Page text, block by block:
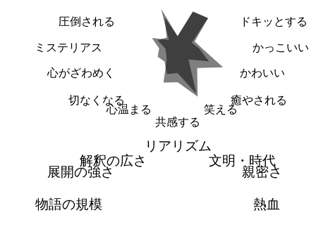
ドキッとする
かっこいい
かわいい
癒やされる
笑える
共感する
心温まる
切なくなる
心がざわめく
ミステリアス
圧倒される
リアリズム
文明・時代
親密さ
熱血
物語の規模
展開の強さ
解釈の広さ